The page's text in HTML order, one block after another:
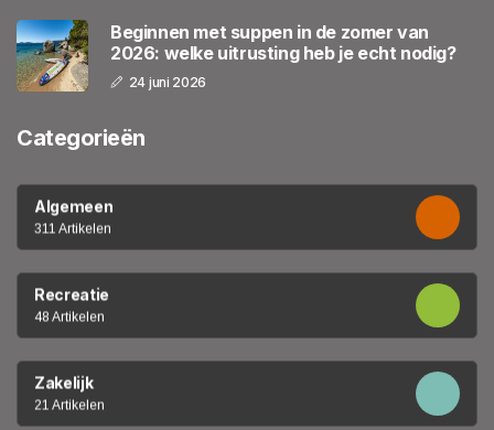
Beginnen met suppen in de zomer van
2026: welke uitrusting heb je echt nodig?
24 juni 2026
Categorieën
Algemeen
311 Artikelen
Recreatie
48 Artikelen
Zakelijk
21 Artikelen